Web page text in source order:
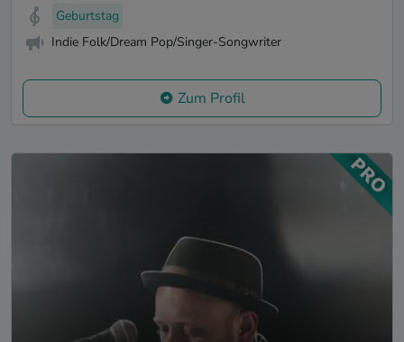
Geburtstag
Indie Folk/Dream Pop/Singer-Songwriter
Zum Profil